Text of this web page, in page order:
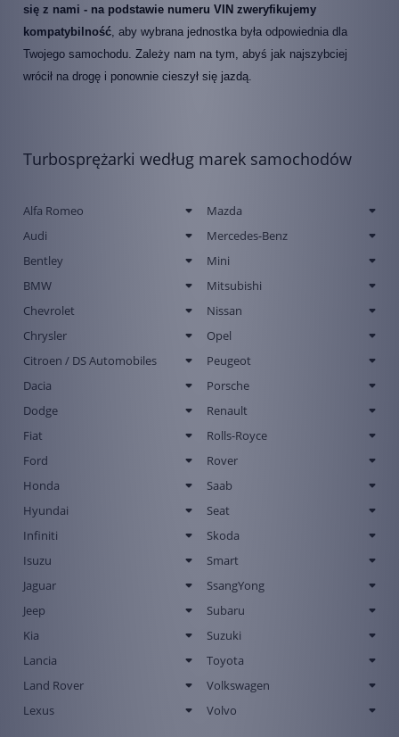
się z nami - na podstawie numeru VIN zweryfikujemy
kompatybilność , aby wybrana jednostka była odpowiednia dla
Twojego samochodu. Zależy nam na tym, abyś jak najszybciej
wrócił na drogę i ponownie cieszył się jazdą.
Turbosprężarki według marek samochodów
Alfa Romeo
Audi
Bentley
BMW
Chevrolet
Chrysler
Citroen / DS Automobiles
Dacia
Dodge
Fiat
Ford
Honda
Hyundai
Infiniti
Isuzu
Jaguar
Jeep
Kia
Lancia
Land Rover
Lexus
Mazda
Mercedes-Benz
Mini
Mitsubishi
Nissan
Opel
Peugeot
Porsche
Renault
Rolls-Royce
Rover
Saab
Seat
Skoda
Smart
SsangYong
Subaru
Suzuki
Toyota
Volkswagen
Volvo